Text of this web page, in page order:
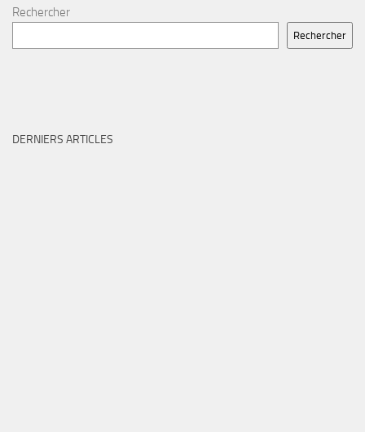
Rechercher
Rechercher
DERNIERS ARTICLES